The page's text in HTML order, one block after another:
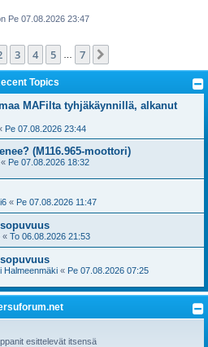
Pe 07.08.2026 23:47
3 4 5 7
Topics
MAFilta tyhjäkäynnillä, alkanut
Pe 07.08.2026 23:44
(M116.965-moottori)
« Pe 07.08.2026 18:32
« Pe 07.08.2026 11:47
« To 06.08.2026 21:53
Halmeenmäki « Pe 07.08.2026 07:25
esittelevät itsensä